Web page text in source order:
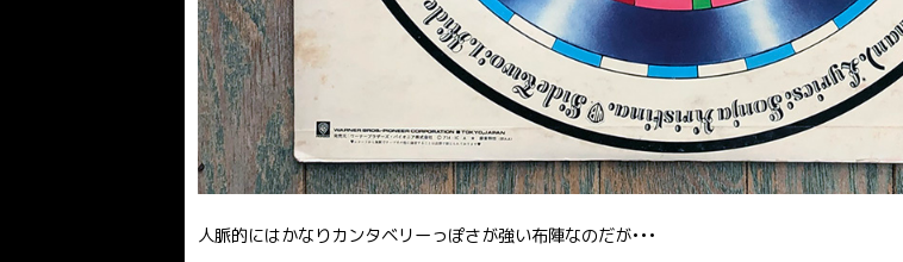
人脈的にはかなりカンタベリーっぽさが強い布陣なのだが•••